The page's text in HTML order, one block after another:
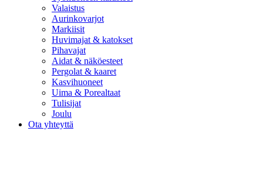
Valaistus
Aurinkovarjot
Markiisit
Huvimajat & katokset
Pihavajat
Aidat & näköesteet
Pergolat & kaaret
Kasvihuoneet
Uima & Porealtaat
Tulisijat
Joulu
Ota yhteyttä